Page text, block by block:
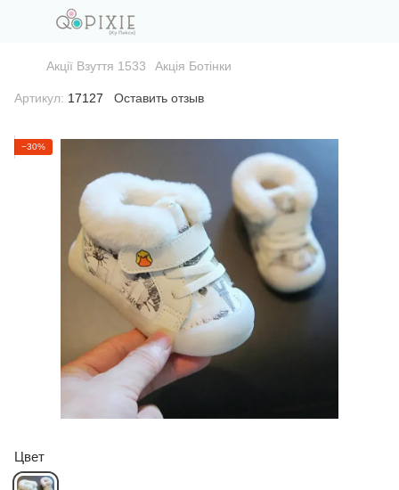
Акції Взуття 1533 Акція Ботінки
Артикул: 17127 Оставить отзыв
−30%
Цвет